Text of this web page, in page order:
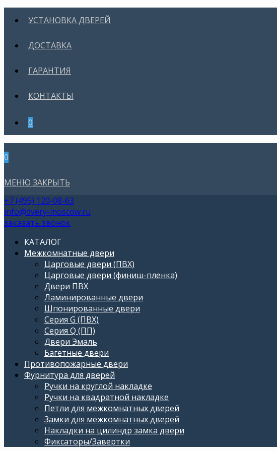
УСТАНОВКА ДВЕРЕЙ
ДОСТАВКА
ГАРАНТИЯ
КОНТАКТЫ
0
0
МЕНЮ ЗАКРЫТЬ
+7 (495) 120-08-63
info@dvery-moscow.ru
заказать звонок
КАТАЛОГ
Межкомнатные двери
Царговые двери (ПВХ)
Царговые двери (финиш-пленка)
Двери ПВХ
Ламинированные двери
Шпонированные двери
Серия G (ПВХ)
Серия Q (ПП)
Двери Эмаль
Багетные двери
Противопожарные двери
Фурнитура для дверей
Ручки на круглой накладке
Ручки на квадратной накладке
Петли для межкомнатных дверей
Замки для межкомнатных дверей
Накладки на цилиндр замка двери
Фиксаторы/Завертки